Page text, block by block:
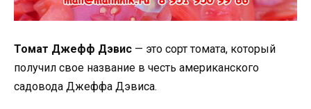
Томат Джефф Дэвис — это сорт томата, который
получил свое название в честь американского
садовода Джеффа Дэвиса.